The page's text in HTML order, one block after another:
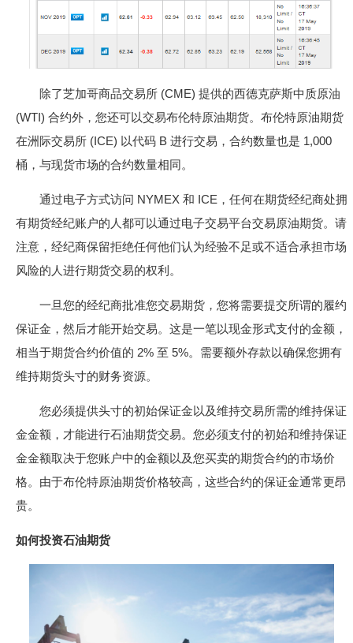
除了芝加哥商品交易所 (CME) 提供的西德克萨斯中质原油
(WTI) 合约外，您还可以交易布伦特原油期货。布伦特原油期货
在洲际交易所 (ICE) 以代码 B 进行交易，合约数量也是 1,000
桶，与现货市场的合约数量相同。
通过电子方式访问 NYMEX 和 ICE，任何在期货经纪商处拥
有期货经纪账户的人都可以通过电子交易平台交易原油期货。请
注意，经纪商保留拒绝任何他们认为经验不足或不适合承担市场
风险的人进行期货交易的权利。
一旦您的经纪商批准您交易期货，您将需要提交所谓的履约
保证金，然后才能开始交易。这是一笔以现金形式支付的金额，
相当于期货合约价值的 2% 至 5%。需要额外存款以确保您拥有
维持期货头寸的财务资源。
您必须提供头寸的初始保证金以及维持交易所需的维持保证
金金额，才能进行石油期货交易。您必须支付的初始和维持保证
金金额取决于您账户中的金额以及您买卖的期货合约的市场价
格。由于布伦特原油期货价格较高，这些合约的保证金通常更昂
贵。
如何投资石油期货